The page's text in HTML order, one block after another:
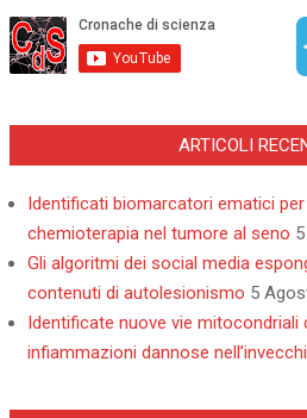
ARTICOLI
Identificati biomarcatori ematici
chemioterapia nel tumore al seno
Gli algoritmi dei social media
contenuti di autolesionismo 5
Identificate nuove vie mitocondriali
infiammazioni dannose